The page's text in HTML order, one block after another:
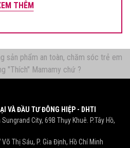
THÊM
sản phẩm an toàn, chăm sóc trẻ em
"Thích" Mamamy chứ ?
VÀ ĐẦU TƯ ĐÔNG HIỆP - DHTI
City, 69B Thụy Khuê. P.Tây Hồ,
Thị Sáu, P. Gia Định, Hồ Chí Minh